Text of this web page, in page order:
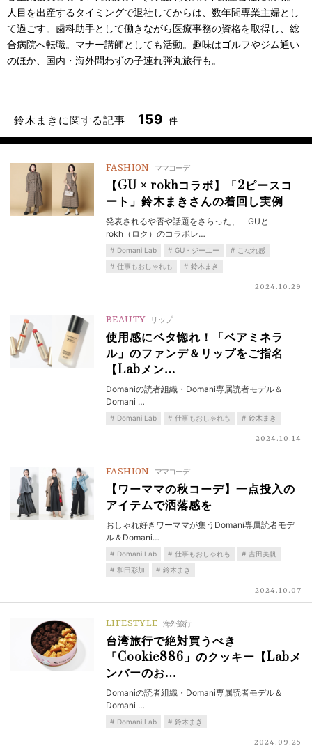
人目を出産するタイミングで退社してからは、数年間専業主婦とし
て過ごす。歯科助手として働きながら医療事務の資格を取得し、総
合病院へ転職。マナー講師としても活動。趣味はゴルフやジム通い
のほか、国内・海外問わずの子連れ弾丸旅行も。
鈴木まきに関する記事 159 件
FASHION ママコーデ
【GU × rokhコラボ】「2ピースコ
ート」鈴木まきさんの着回し実例
発表されるや否や話題をさらった、 GUと
rokh（ロク）のコラボレ…
Domani Lab GU・ジーユー
こなれ感
仕事もおしゃれも
鈴木まき
2024.10.29
BEAUTY リップ
使用感にベタ惚れ！「ベアミネラ
ル」のファンデ＆リップをご指名
【Labメン…
Domaniの読者組織・Domani専属読者モデル＆
Domani …
Domani Lab 仕事もおしゃれも 鈴木まき
2024.10.14
FASHION ママコーデ
【ワーママの秋コーデ】一点投入の
アイテムで洒落感を
おしゃれ好きワーママが集うDomani専属読者モデ
ル＆Domani…
Domani Lab 仕事もおしゃれも
吉田美帆
和田彩加
鈴木まき
2024.10.07
LIFESTYLE 海外旅行
台湾旅行で絶対買うべき
「Cookie886」のクッキー【Labメ
ンバーのお…
Domaniの読者組織・Domani専属読者モデル＆
Domani …
Domani Lab 鈴木まき
2024.09.25